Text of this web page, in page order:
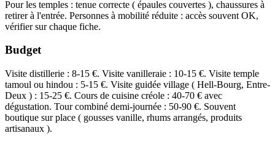
Pour les temples : tenue correcte ( épaules couvertes ), chaussures à
retirer à l'entrée. Personnes à mobilité réduite : accès souvent OK,
vérifier sur chaque fiche.
Budget
Visite distillerie : 8-15 €. Visite vanilleraie : 10-15 €. Visite temple
tamoul ou hindou : 5-15 €. Visite guidée village ( Hell-Bourg, Entre-
Deux ) : 15-25 €. Cours de cuisine créole : 40-70 € avec
dégustation. Tour combiné demi-journée : 50-90 €. Souvent
boutique sur place ( gousses vanille, rhums arrangés, produits
artisanaux ).